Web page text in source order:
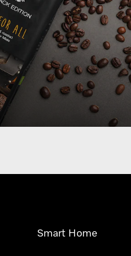
Smart Home